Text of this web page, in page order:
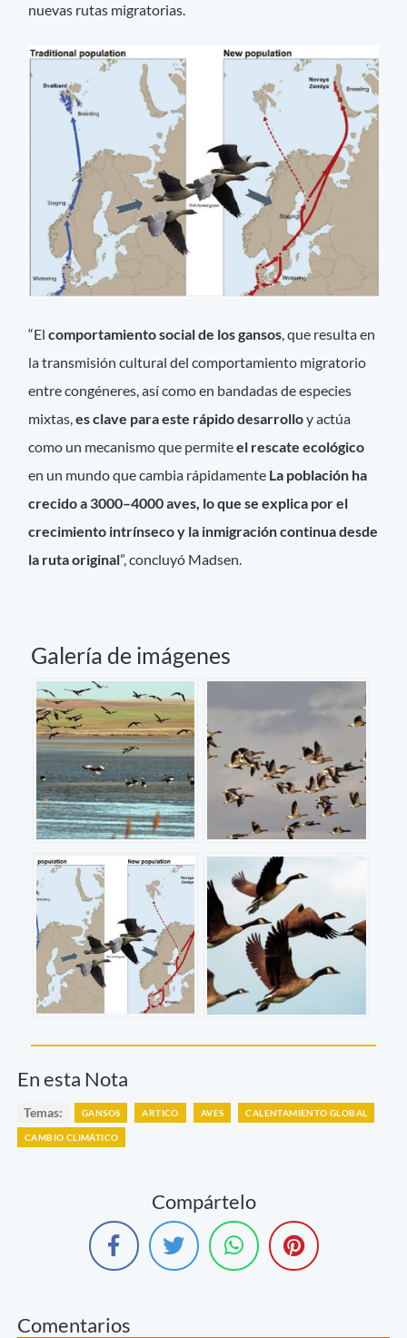
nuevas rutas migratorias.
“Elcomportamiento social de los gansos, que resulta en
la transmisión cultural del comportamiento migratorio
entre congéneres, así como en bandadas de especies
mixtas,es clave para este rápido desarrolloy actúa
como un mecanismo que permiteel rescate ecológico
en un mundo que cambia rápidamente La población ha
crecido a 3000–4000 aves, lo que se explica por el
crecimiento intrínseco y la inmigración continua desde
la ruta original”, concluyó Madsen.
Galería de imágenes
En esta Nota
Temas: GANSOS ARTICO AVES CALENTAMIENTO GLOBAL
CAMBIO CLIMÁTICO
Compártelo
Comentarios